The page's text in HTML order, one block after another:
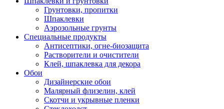
Грунтовки, пропитки
Шпаклевки
Аэрозольные грунты
Специальные продукты
Антисептики, огне-биозащита
Растворители и очистители
Клей, шпаклевка для декора
Обои
Дизайнерские обои
Малярный флизелин, клей
Скотчи и укрывные пленки